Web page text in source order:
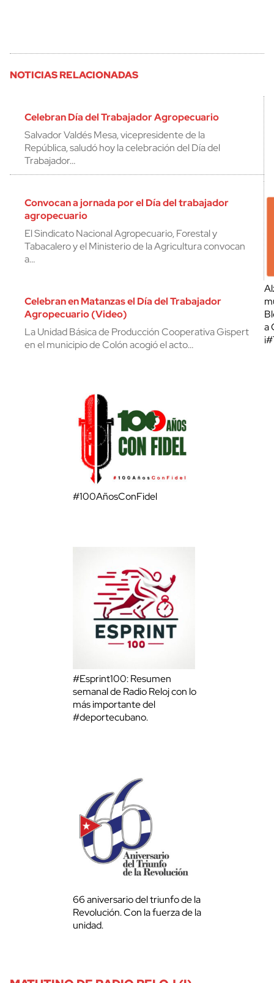
NOTICIAS RELACIONADAS
Celebran Día del Trabajador Agropecuario
Salvador Valdés Mesa, vicepresidente de la
República, saludó hoy la celebración del Día del
Trabajador…
Convocan a jornada por el Día del trabajador
agropecuario
El Sindicato Nacional Agropecuario, Forestal y
Tabacalero y el Ministerio de la Agricultura convocan
a…
Celebran en Matanzas el Día del Trabajador
Agropecuario (Video)
La Unidad Básica de Producción Cooperativa Gispert
en el municipio de Colón acogió el acto…
a
#100AñosConFidel
#Esprint100: Resumen
semanal de Radio Reloj con lo
más importante del
#deportecubano.
66 aniversario del triunfo de la
Revolución. Con la fuerza de la
unidad.